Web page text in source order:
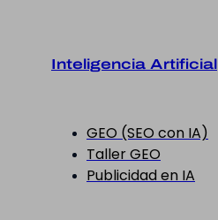
Inteligencia Artificial
GEO (SEO con IA)
Taller GEO
Publicidad en IA